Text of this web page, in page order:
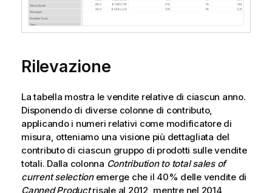
Rilevazione
La tabella mostra le vendite relative di ciascun anno.
Disponendo di diverse colonne di contributo,
applicando i numeri relativi come modificatore di
misura, otteniamo una visione più dettagliata del
contributo di ciascun gruppo di prodotti sulle vendite
totali. Dalla colonna Contribution to total sales of
current selectionemerge che il 40% delle vendite di
Canned Productrisale al 2012, mentre nel 2014